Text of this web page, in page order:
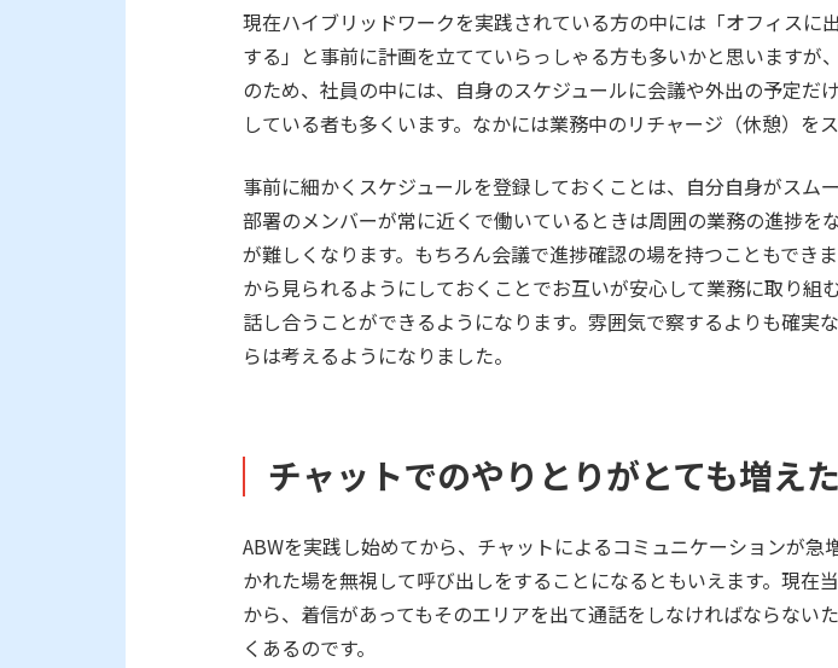
現在ハイブリッドワークを実践されている方の中には「オフィス
する」と事前に計画を立てていらっしゃる方も多いかと思います
のため、社員の中には、自身のスケジュールに会議や外出の予定
している者も多くいます。なかには業務中のリチャージ（休憩）を
事前に細かくスケジュールを登録しておくことは、自分自身がスム
部署のメンバーが常に近くで働いているときは周囲の業務の進捗を
が難しくなります。もちろん会議で進捗確認の場を持つこともでき
から見られるようにしておくことでお互いが安心して業務に取り
話し合うことができるようになります。雰囲気で察するよりも確実
らは考えるようになりました。
チャットでのやりとりがとても増えた
ABWを実践し始めてから、チャットによるコミュニケーションが
かれた場を無視して呼び出しをすることになるともいえます。現
から、着信があってもそのエリアを出て通話をしなければならな
くあるのです。